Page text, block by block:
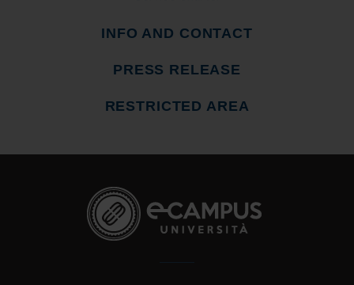
INFO AND CONTACT
PRESS RELEASE
RESTRICTED AREA